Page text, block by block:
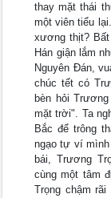
thay mặt thái
một viên tiểu
xương thịt?
Hán giận lắm
Nguyên Đán,
chúc tết có
bèn hỏi
mặt trời". Ta
Bắc để trông
ngạo tự ví
bái, Trương
cùng một tâm
Trọng chậm